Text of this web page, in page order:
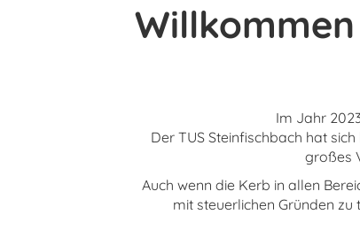
Willkommen
Im Jahr
Der TUS Steinfischbach hat
großes
Auch wenn die Kerb in allen
mit steuerlichen Gründen